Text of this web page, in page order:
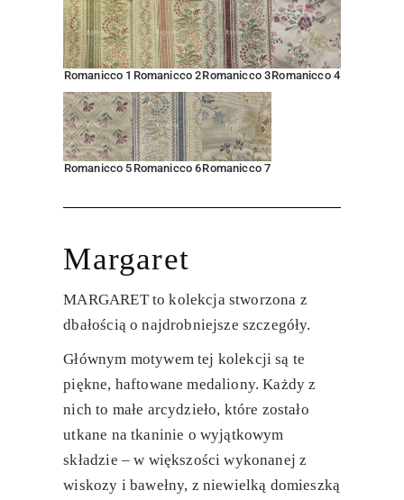
Romanicco 1 Romanicco 2Romanicco 3Romanicco 4
Romanicco 5 Romanicco 6Romanicco 7
Margaret
MARGARETto kolekcja stworzona z
dbałością o najdrobniejsze szczegóły.
Głównym motywem tej kolekcji są te
piękne, haftowane medaliony. Każdy z
nich to małe arcydzieło, które zostało
utkane na tkaninie o wyjątkowym
składzie – w większości wykonanej z
wiskozy i bawełny, z niewielką domieszką